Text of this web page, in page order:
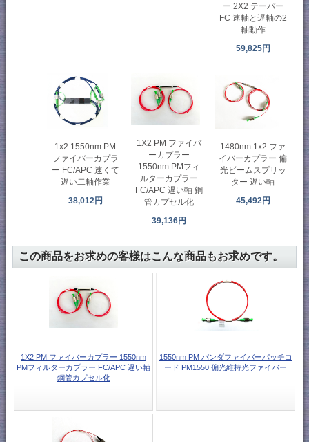
ー 2X2 テーパー
FC 速軸と遅軸の2
軸動作
59,825円
1x2 1550nm PM
ファイバーカプラ
ー FC/APC 速くて
遅い二軸作業
38,012円
1X2 PM ファイバ
ーカプラー
1550nm PMフィ
ルターカプラー
FC/APC 遅い軸 鋼
管カプセル化
39,136円
1480nm 1x2 ファ
イバーカプラー 偏
光ビームスプリッ
ター 遅い軸
45,492円
この商品をお求めの客様はこんな商品もお求めです。
1X2 PM ファイバーカプラー 1550nm
PMフィルターカプラー FC/APC 遅い軸
鋼管カプセル化
1550nm PM パンダファイバーパッチコ
ード PM1550 偏光維持光ファイバー